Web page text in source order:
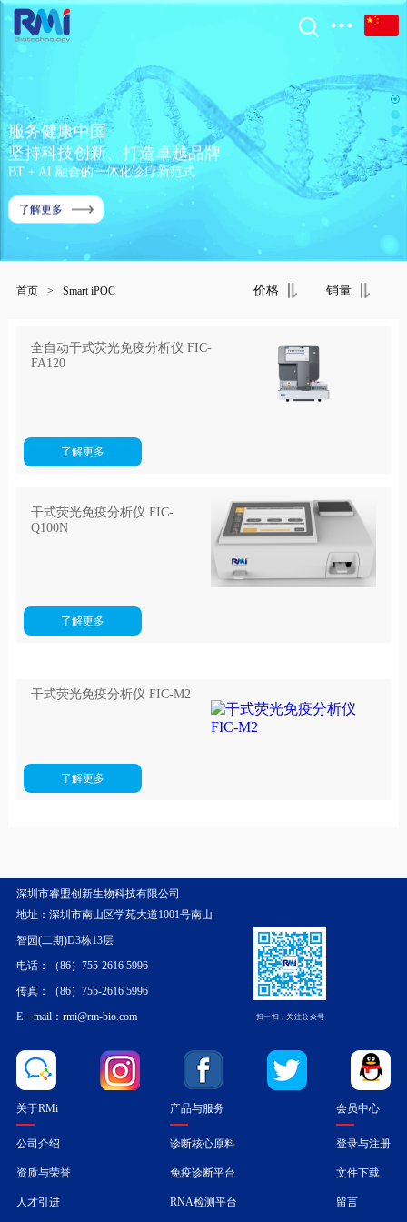
服务健康中国
坚持科技创新、打造卓越品牌
BT + AI 融合的一体化诊疗新范式
了解更多
首页 > Smart iPOC 价格 销量
全自动干式荧光免疫分析仪 FIC-
FA120
了解更多
干式荧光免疫分析仪 FIC-
Q100N
了解更多
干式荧光免疫分析仪 FIC-M2
了解更多
深圳市睿盟创新生物科技有限公司
地址：深圳市南山区学苑大道1001号南山
智园(二期)D3栋13层
电话：（86）755-2616 5996
传真：（86）755-2616 5996
E－mail：rmi@rm-bio.com
扫一扫，关注公众号
关于RMi
公司介绍
资质与荣誉
人才引进
产品与服务
诊断核心原料
免疫诊断平台
RNA检测平台
会员中心
登录与注册
文件下载
留言